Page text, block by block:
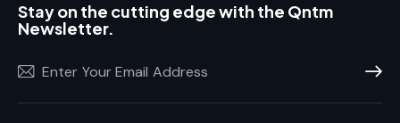
Stay on the cutting edge with the Qntm
Newsletter.